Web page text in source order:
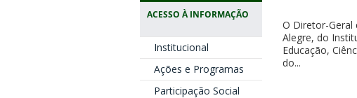
ACESSO À INFORMAÇÃO
Institucional
Ações e Programas
Participação Social
O Diretor-Geral
Alegre, do
Educação,
do...